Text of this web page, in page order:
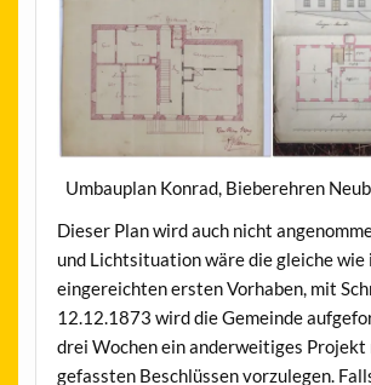
Umbauplan Konrad, Bieberehren
Dieser Plan wird auch nicht
und Lichtsituation wäre die gleiche wie
eingereichten ersten Vorhaben, mit
12.12.1873 wird die Gemeinde
drei Wochen ein anderweitiges Projekt
gefassten Beschlüssen vorzulegen.